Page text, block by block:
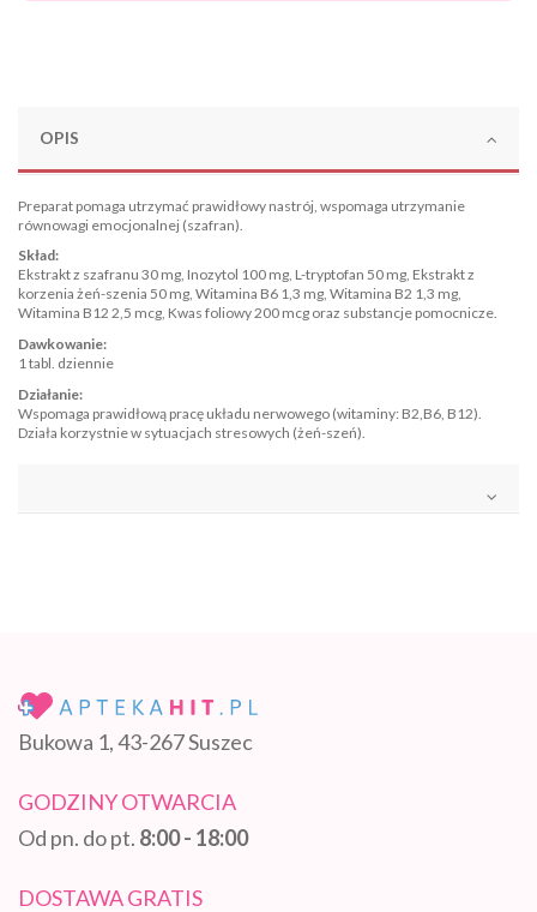
OPIS
Preparat pomaga utrzymać prawidłowy nastrój, wspomaga utrzymanie
równowagi emocjonalnej (szafran).
Skład:
Ekstrakt z szafranu 30 mg, Inozytol 100 mg, L-tryptofan 50 mg, Ekstrakt z
korzenia żeń-szenia 50 mg, Witamina B6 1,3 mg, Witamina B2 1,3 mg,
Witamina B12 2,5 mcg, Kwas foliowy 200 mcg oraz substancje pomocnicze.
Dawkowanie:
1 tabl. dziennie
Działanie:
Wspomaga prawidłową pracę układu nerwowego (witaminy: B2,B6, B12).
Działa korzystnie w sytuacjach stresowych (żeń-szeń).
Bukowa 1, 43-267 Suszec
GODZINY OTWARCIA
Od pn. do pt. 8:00 - 18:00
DOSTAWA GRATIS